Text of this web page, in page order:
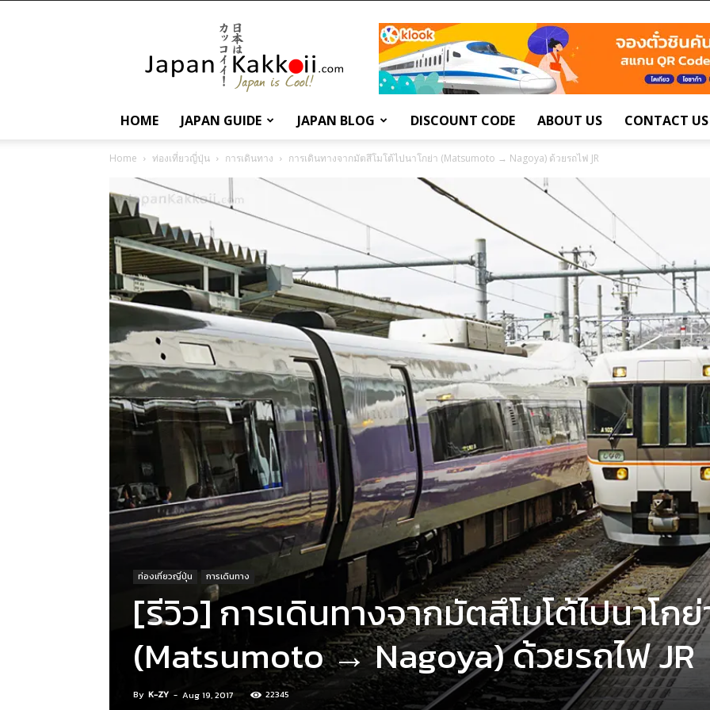
เกี่ยว
กับ
ญี่ปุ่น
และ
การ
เที่ยว
ญี่ปุ่น
HOME JAPAN GUIDE JAPAN BLOG DISCOUNT CODE ABOUT US CONTACT US
Home ท่องเที่ยวญี่ปุ่น การเดินทาง การเดินทางจากมัตสึโมโต้ไปนาโกย่า (Matsumoto → Nagoya) ด้วยรถไฟ JR
ท่องเที่ยวญี่ปุ่น การเดินทาง
[รีวิว] การเดินทางจากมัตสึโมโต้ไปนาโก
(Matsumoto → Nagoya) ด้วยรถไฟ JR
By K-ZY - Aug 19, 2017 22345